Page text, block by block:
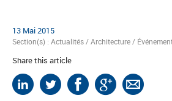
13 Mai 2015
Section(s) : Actualités / Architecture /
Share this article